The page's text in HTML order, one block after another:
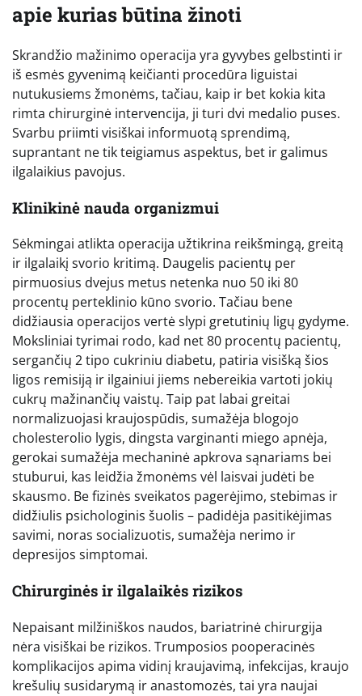
apie kurias būtina žinoti
Skrandžio mažinimo operacija yra gyvybes gelbstinti ir
iš esmės gyvenimą keičianti procedūra liguistai
nutukusiems žmonėms, tačiau, kaip ir bet kokia kita
rimta chirurginė intervencija, ji turi dvi medalio puses.
Svarbu priimti visiškai informuotą sprendimą,
suprantant ne tik teigiamus aspektus, bet ir galimus
ilgalaikius pavojus.
Klinikinė nauda organizmui
Sėkmingai atlikta operacija užtikrina reikšmingą, greitą
ir ilgalaikį svorio kritimą. Daugelis pacientų per
pirmuosius dvejus metus netenka nuo 50 iki 80
procentų perteklinio kūno svorio. Tačiau bene
didžiausia operacijos vertė slypi gretutinių ligų gydyme.
Moksliniai tyrimai rodo, kad net 80 procentų pacientų,
sergančių 2 tipo cukriniu diabetu, patiria visišką šios
ligos remisiją ir ilgainiui jiems nebereikia vartoti jokių
cukrų mažinančių vaistų. Taip pat labai greitai
normalizuojasi kraujospūdis, sumažėja blogojo
cholesterolio lygis, dingsta varginanti miego apnėja,
gerokai sumažėja mechaninė apkrova sąnariams bei
stuburui, kas leidžia žmonėms vėl laisvai judėti be
skausmo. Be fizinės sveikatos pagerėjimo, stebimas ir
didžiulis psichologinis šuolis – padidėja pasitikėjimas
savimi, noras socializuotis, sumažėja nerimo ir
depresijos simptomai.
Chirurginės ir ilgalaikės rizikos
Nepaisant milžiniškos naudos, bariatrinė chirurgija
nėra visiškai be rizikos. Trumposios pooperacinės
komplikacijos apima vidinį kraujavimą, infekcijas, kraujo
krešulių susidarymą ir anastomozės, tai yra naujai